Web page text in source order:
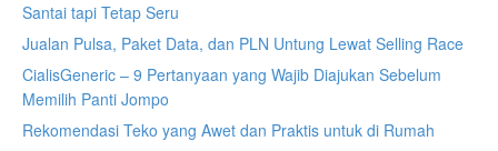
Santai tapi Tetap Seru
Jualan Pulsa, Paket Data, dan PLN Untung Lewat Selling Race
CialisGeneric – 9 Pertanyaan yang Wajib Diajukan Sebelum
Memilih Panti Jompo
Rekomendasi Teko yang Awet dan Praktis untuk di Rumah